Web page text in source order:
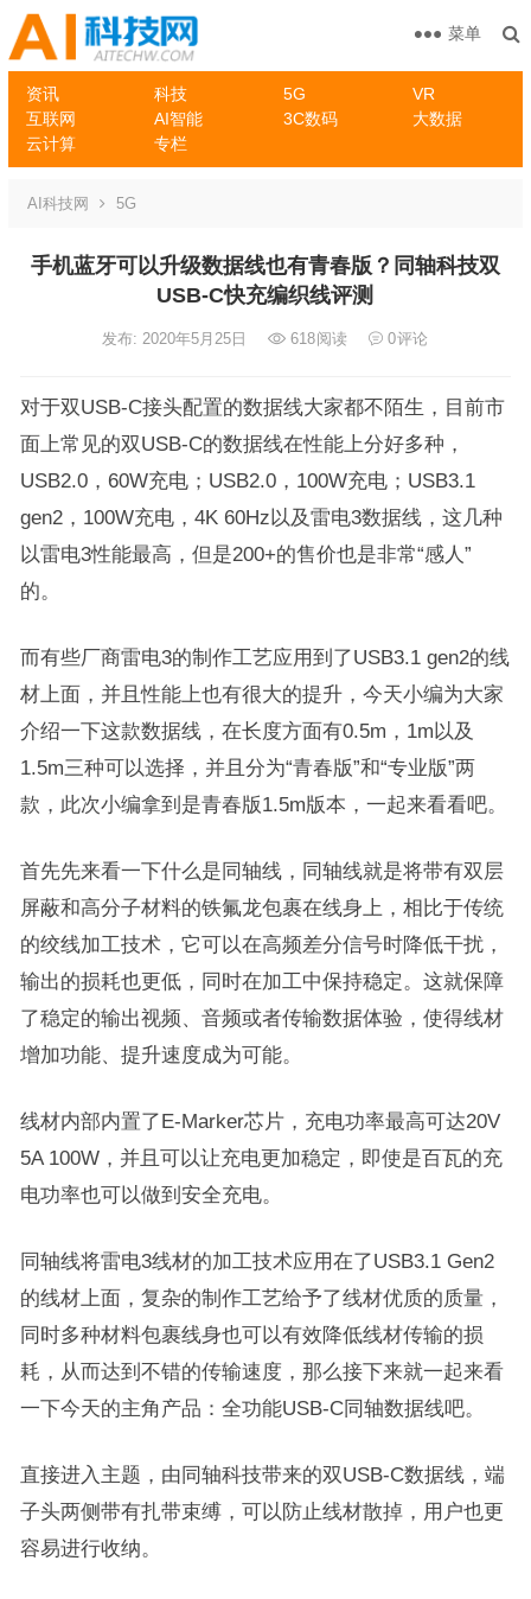
资讯 科技 5G
VR
互联网
AI智能 3C数码
大数据
云计算
专栏
菜单
AI科技网 5G
手机蓝牙可以升级数据线也有青春版？同轴科技双
USB-C快充编织线评测
发布: 2020年5月25日 618阅读 0评论
对于双USB-C接头配置的数据线大家都不陌生，目前市
面上常见的双USB-C的数据线在性能上分好多种，
USB2.0，60W充电；USB2.0，100W充电；USB3.1
gen2，100W充电，4K 60Hz以及雷电3数据线，这几种
以雷电3性能最高，但是200+的售价也是非常“感人”
的。
而有些厂商雷电3的制作工艺应用到了USB3.1 gen2的线
材上面，并且性能上也有很大的提升，今天小编为大家
介绍一下这款数据线，在长度方面有0.5m，1m以及
1.5m三种可以选择，并且分为“青春版”和“专业版”两
款，此次小编拿到是青春版1.5m版本，一起来看看吧。
首先先来看一下什么是同轴线，同轴线就是将带有双层
屏蔽和高分子材料的铁氟龙包裹在线身上，相比于传统
的绞线加工技术，它可以在高频差分信号时降低干扰，
输出的损耗也更低，同时在加工中保持稳定。这就保障
了稳定的输出视频、音频或者传输数据体验，使得线材
增加功能、提升速度成为可能。
线材内部内置了E-Marker芯片，充电功率最高可达20V
5A 100W，并且可以让充电更加稳定，即使是百瓦的充
电功率也可以做到安全充电。
同轴线将雷电3线材的加工技术应用在了USB3.1 Gen2
的线材上面，复杂的制作工艺给予了线材优质的质量，
同时多种材料包裹线身也可以有效降低线材传输的损
耗，从而达到不错的传输速度，那么接下来就一起来看
一下今天的主角产品：全功能USB-C同轴数据线吧。
直接进入主题，由同轴科技带来的双USB-C数据线，端
子头两侧带有扎带束缚，可以防止线材散掉，用户也更
容易进行收纳。